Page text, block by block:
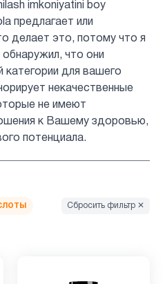
imkoniyatini boy
предлагает или
делает это, потому что я
что они
категории для вашего
некачественные
не имеют
к Вашему здоровью,
потенциала.
Сбросить фильтр ✕